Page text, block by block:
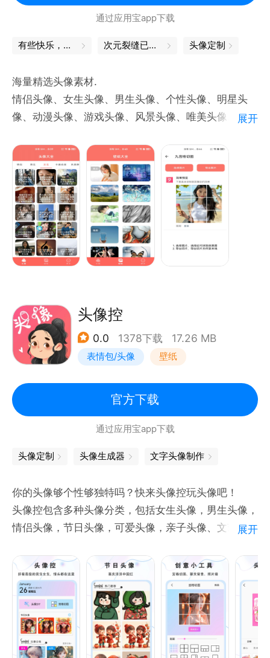
通过应用宝app下载
有些快乐，我自己能给！ 次元裂缝已打开，你准备好了吗 头像定制
海量精选头像素材.
情侣头像、女生头像、男生头像、个性头像、明星头
像、动漫头像、游戏头像、风景头像、唯美头像、带字
完美适配QQ、微信、以及其他所有社交应用头像.
头像从未如此好玩，快来体验吧！
展开
头像控
0.0 1378下载 17.26 MB
表情包/头像 壁纸
官方下载
通过应用宝app下载
头像定制 头像生成器 文字头像制作
你的头像够个性够独特吗？快来头像控玩头像吧！
头像控包含多种头像分类，包括女生头像，男生头像，
情侣头像，节日头像，可爱头像，亲子头像、文艺头像
是80后、90后和00后更换头像的必备应用！
【专属DIY头像】不想自己的头像千篇一律？那就来定
制一款专属于你的头像，定制一款属于你俩的专属情
头。选择相册中自己中意的一张照片，开启你的头像设
计！加文字、头像贴纸、加边框、强迫症边框等等，操
作便捷，让你的头像与众不同。
展开